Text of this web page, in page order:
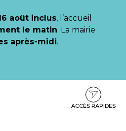
août inclus, l’accueil
le matin. La mairie
après-midi.
ACCÈS RAPIDES